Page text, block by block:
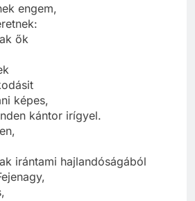
engem,
ők
képes,
kántor irígyel.
irántami hajlandóságából